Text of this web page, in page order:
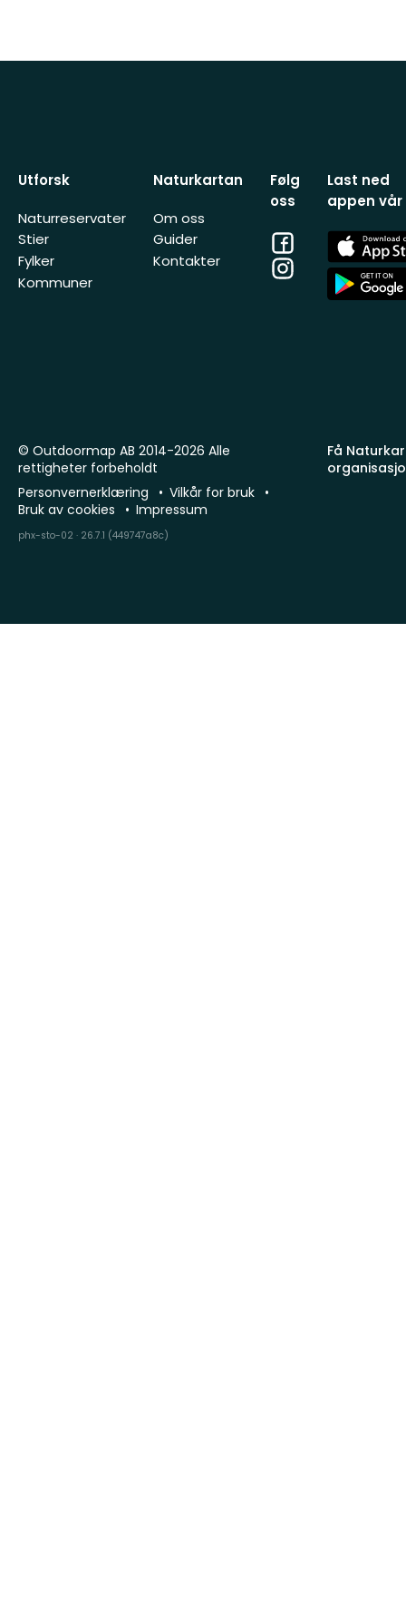
Utforsk
Naturreservater
Stier
Fylker
Kommuner
Naturkartan
Om oss
Guider
Kontakter
Følg
oss
Facebook
Instagram
Last ned
appen vår
App
Store
App
Store
Få
© Outdoormap AB 2014-2026 Alle
rettigheter forbeholdt
Personvernerklæring
Vilkår for bruk
Bruk av cookies
Impressum
phx-sto-02 · 26.7.1 (449747a8c)